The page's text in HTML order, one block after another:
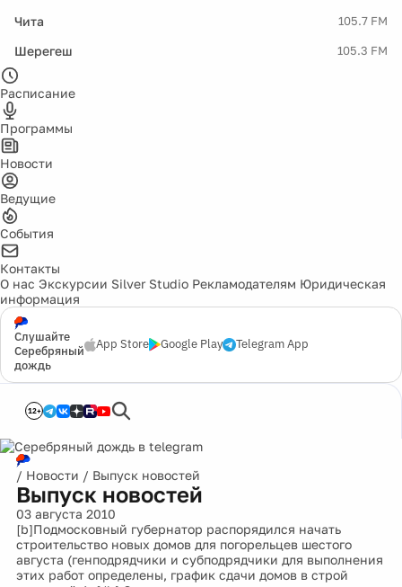
Чита 105.7 FM
Шерегеш 105.3 FM
Расписание
Программы
Новости
Ведущие
События
Контакты
О нас Экскурсии Silver Studio Рекламодателям Юридическая
информация
Слушайте
Серебряный
дождь
App Store Google Play Telegram App
12+
/ Новости / Выпуск новостей
Выпуск новостей
03 августа 2010
[b]Подмосковный губернатор распорядился начать
строительство новых домов для погорельцев шестого
августа (генподрядчики и субподрядчики для выполнения
этих работ определены, график сдачи домов в строй